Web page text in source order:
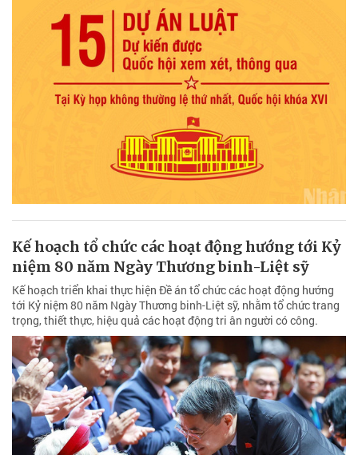
Kế hoạch tổ chức các hoạt động hướng tới Kỷ
niệm 80 năm Ngày Thương binh-Liệt sỹ
Kế hoạch triển khai thực hiện Đề án tổ chức các hoạt động hướng
tới Kỷ niệm 80 năm Ngày Thương binh-Liệt sỹ, nhằm tổ chức trang
trọng, thiết thực, hiệu quả các hoạt động tri ân người có công.